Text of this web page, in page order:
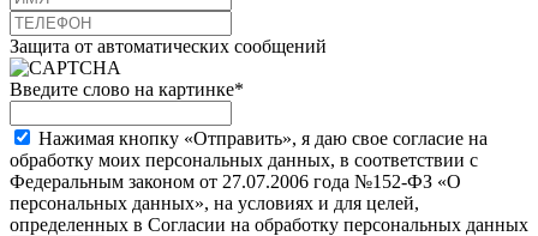
Защита от автоматических сообщений
Введите слово на картинке*
Нажимая кнопку «Отправить», я даю свое согласие на
обработку моих персональных данных, в соответствии с
Федеральным законом от 27.07.2006 года №152-ФЗ «О
персональных данных», на условиях и для целей,
определенных в Согласии на обработку персональных данных